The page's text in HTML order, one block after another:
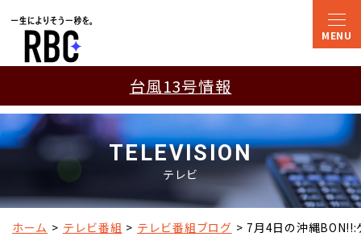
台風13号情報
TELEVISION
テレビ
ホーム テレビ番組 テレビ番組ブログ 7月4日の沖縄